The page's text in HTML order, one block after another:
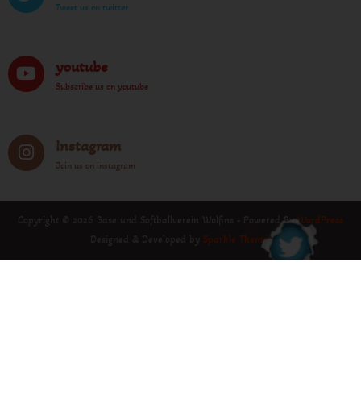
Tweet us on twitter
youtube
Subscribe us on youtube
Instagram
Join us on instagram
Copyright © 2026 Base und Softballverein Wolfins - Powered ByWordPress
Sparkle Themes